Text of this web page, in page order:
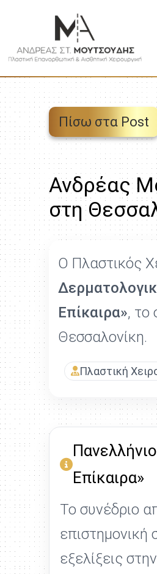
Πίσω στα Post
Ανδρέας
στη
Ο Πλαστικός
Επίκαιρα», το
Θεσσαλονίκη.
Πλαστική
Επίκαιρα»
Το συνέδριο
επιστημονική
εξελίξεις